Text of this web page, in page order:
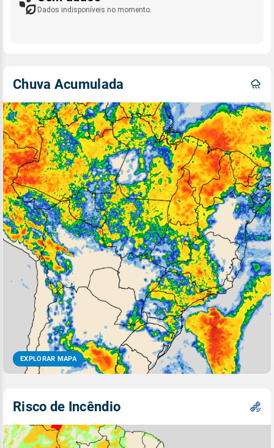
Dados indisponíveis no momento.
Chuva Acumulada
EXPLORAR MAPA
Risco de Incêndio